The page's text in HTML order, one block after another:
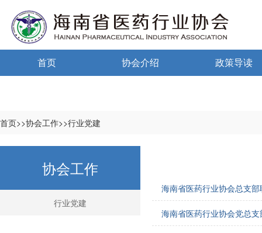
首页 协会介绍
协会负责人
政策导读
首页>>协会工作>>行业党建
协会工作
行业党建
海南省医药行业协会总支
海南省医药行业协会党总